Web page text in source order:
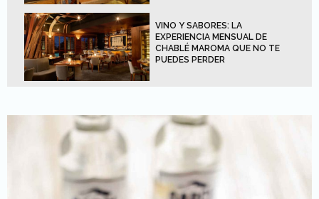
VINO Y SABORES: LA
EXPERIENCIA MENSUAL DE
CHABLÉ MAROMA QUE NO TE
PUEDES PERDER